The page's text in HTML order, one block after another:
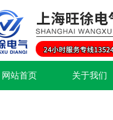
网站首页 关于我们